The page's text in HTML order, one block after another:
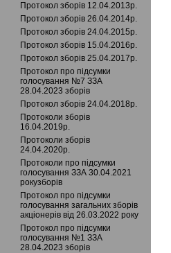
Протокол зборів 12.04.2013р.
Протокол зборів 26.04.2014р.
Протокол зборів 24.04.2015р.
Протокол зборів 15.04.2016р.
Протокол зборів 25.04.2017р.
Протокол про підсумки
голосування №7 ЗЗА
28.04.2023 зборів
Протокол зборів 24.04.2018р.
Протоколи зборів
16.04.2019р.
Протоколи зборів
24.04.2020р.
Протоколи про підсумки
голосування ЗЗА 30.04.2021
рокузборів
Протокол про підсумки
голосування загальних зборів
акціонерів від 26.03.2022 року
Протокол про підсумки
голосування №1 ЗЗА
28.04.2023 зборів